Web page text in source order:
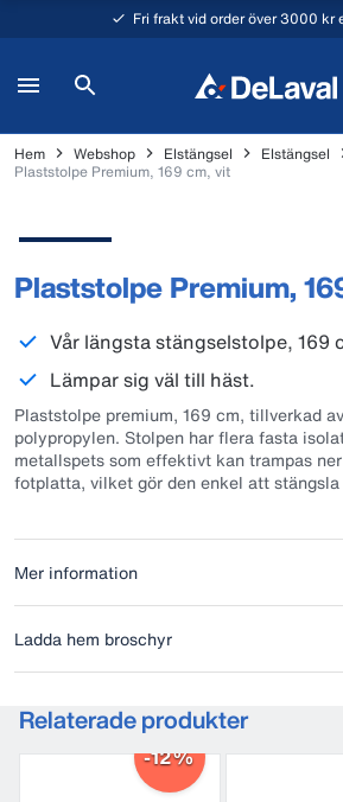
Fri frakt vid order över 3000 kr
Hem Webshop Elstängsel Elstängsel
Plaststolpe Premium, 169 cm, vit
Plaststolpe Premium,
Vår längsta stängselstolpe, 169
Lämpar sig väl till häst.
Plaststolpe premium, 169 cm, tillverkad
polypropylen. Stolpen har flera fasta
metallspets som effektivt kan trampas
fotplatta, vilket gör den enkel att stängsla
Mer information
Ladda hem broschyr
Relaterade produkter
-12%